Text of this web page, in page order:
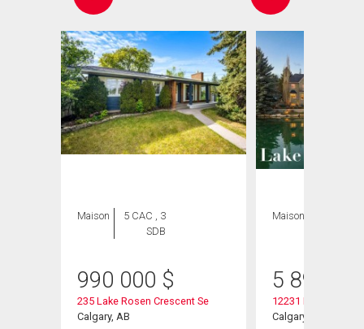
Maison
5 CAC , 3
SDB
990 000 $
235 Lake Rosen Crescent Se
Calgary, AB
Maison
5 895
12231 Lake Louise
Calgary, AB